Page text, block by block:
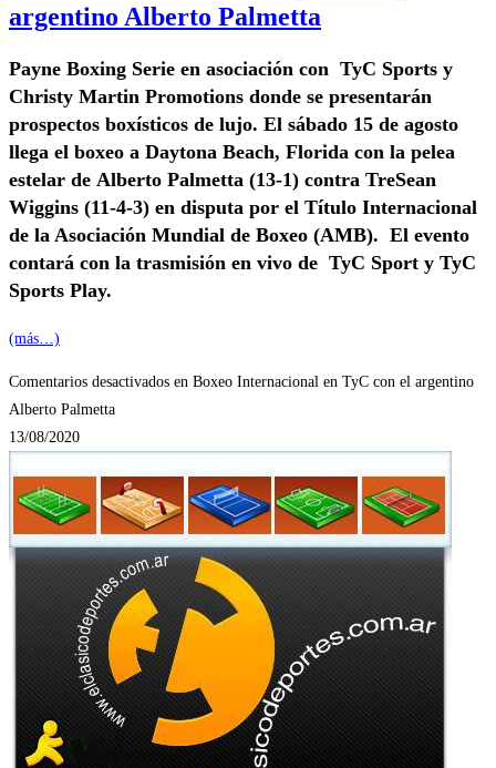
argentino Alberto Palmetta
Payne Boxing Serie en asociación con TyC Sports y
Christy Martin Promotions donde se presentarán
prospectos boxísticos de lujo. El sábado 15 de agosto
llega el boxeo a Daytona Beach, Florida con la pelea
estelar de Alberto Palmetta (13-1) contra TreSean
Wiggins (11-4-3) en disputa por el Título Internacional
de la Asociación Mundial de Boxeo (AMB). El evento
contará con la trasmisión en vivo de TyC Sport y TyC
Sports Play.
(más…)
Comentarios desactivados en Boxeo Internacional en TyC con el argentino
Alberto Palmetta
13/08/2020